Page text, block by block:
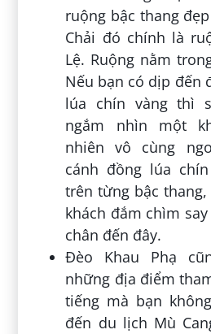
ruộng bậc thang
Chải đó chính là
Lệ. Ruộng nằm
Nếu bạn có dịp đến
lúa chín vàng thì
ngắm nhìn một
nhiên vô cùng
cánh đồng lúa
trên từng bậc
khách đắm chìm
chân đến đây.
Đèo Khau Phạ
những địa điểm
tiếng mà bạn
đến du lịch Mù